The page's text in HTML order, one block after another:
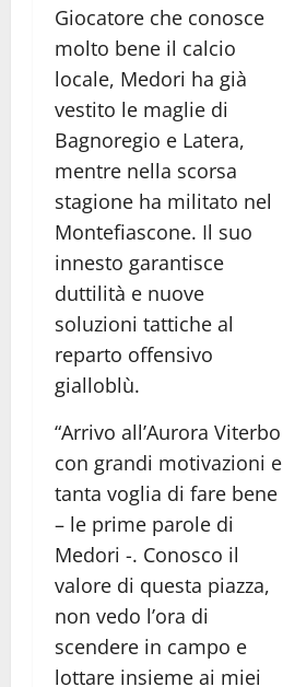
Giocatore che conosce
molto bene il calcio
locale, Medori ha già
vestito le maglie di
Bagnoregio e Latera,
mentre nella scorsa
stagione ha militato nel
Montefiascone. Il suo
innesto garantisce
duttilità e nuove
soluzioni tattiche al
reparto offensivo
gialloblù.
“Arrivo all’Aurora Viterbo
con grandi motivazioni e
tanta voglia di fare bene
– le prime parole di
Medori -. Conosco il
valore di questa piazza,
non vedo l’ora di
scendere in campo e
lottare insieme ai miei